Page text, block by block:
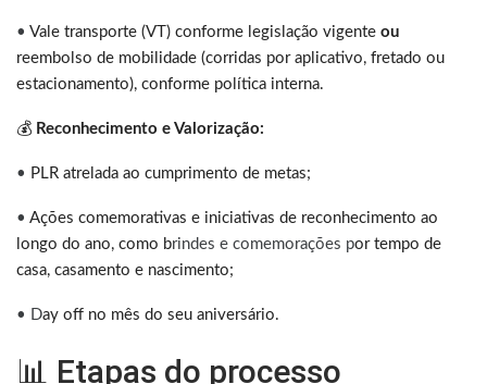
• Vale transporte (VT) conforme legislação vigente ou
reembolso de mobilidade (corridas por aplicativo, fretado ou
estacionamento), conforme política interna.
💰 Reconhecimento e Valorização:
• PLR atrelada ao cumprimento de metas;
• Ações comemorativas e iniciativas de reconhecimento ao
longo do ano, como brindes e comemorações por tempo de
casa, casamento e nascimento;
• Day off no mês do seu aniversário.
📊 Etapas do processo